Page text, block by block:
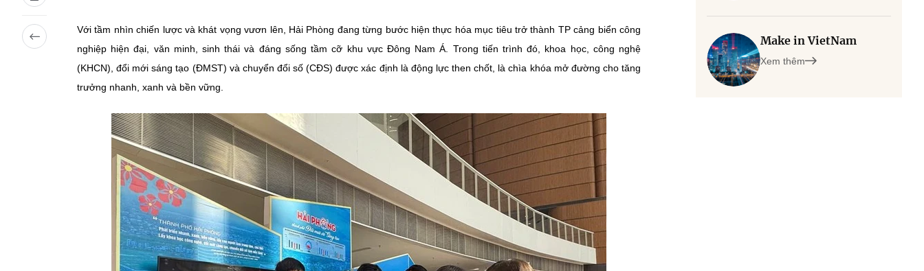
Với tầm nhìn chiến lược và khát vọng vươn lên, Hải Phòng đang từng bước hiện thực hóa mục tiêu trở thành TP cảng biển công
nghiệp hiện đại, văn minh, sinh thái và đáng sống tầm cỡ khu vực Đông Nam Á. Trong tiến trình đó, khoa học, công nghệ
(KHCN), đổi mới sáng tạo (ĐMST) và chuyển đổi số (CĐS) được xác định là động lực then chốt, là chìa khóa mở đường cho tăng
trưởng nhanh, xanh và bền vững.
Make in VietNam
Xem thêm